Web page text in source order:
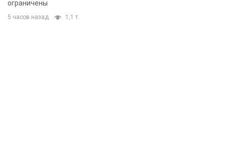
ограничены
5 часов назад 1,1 т.